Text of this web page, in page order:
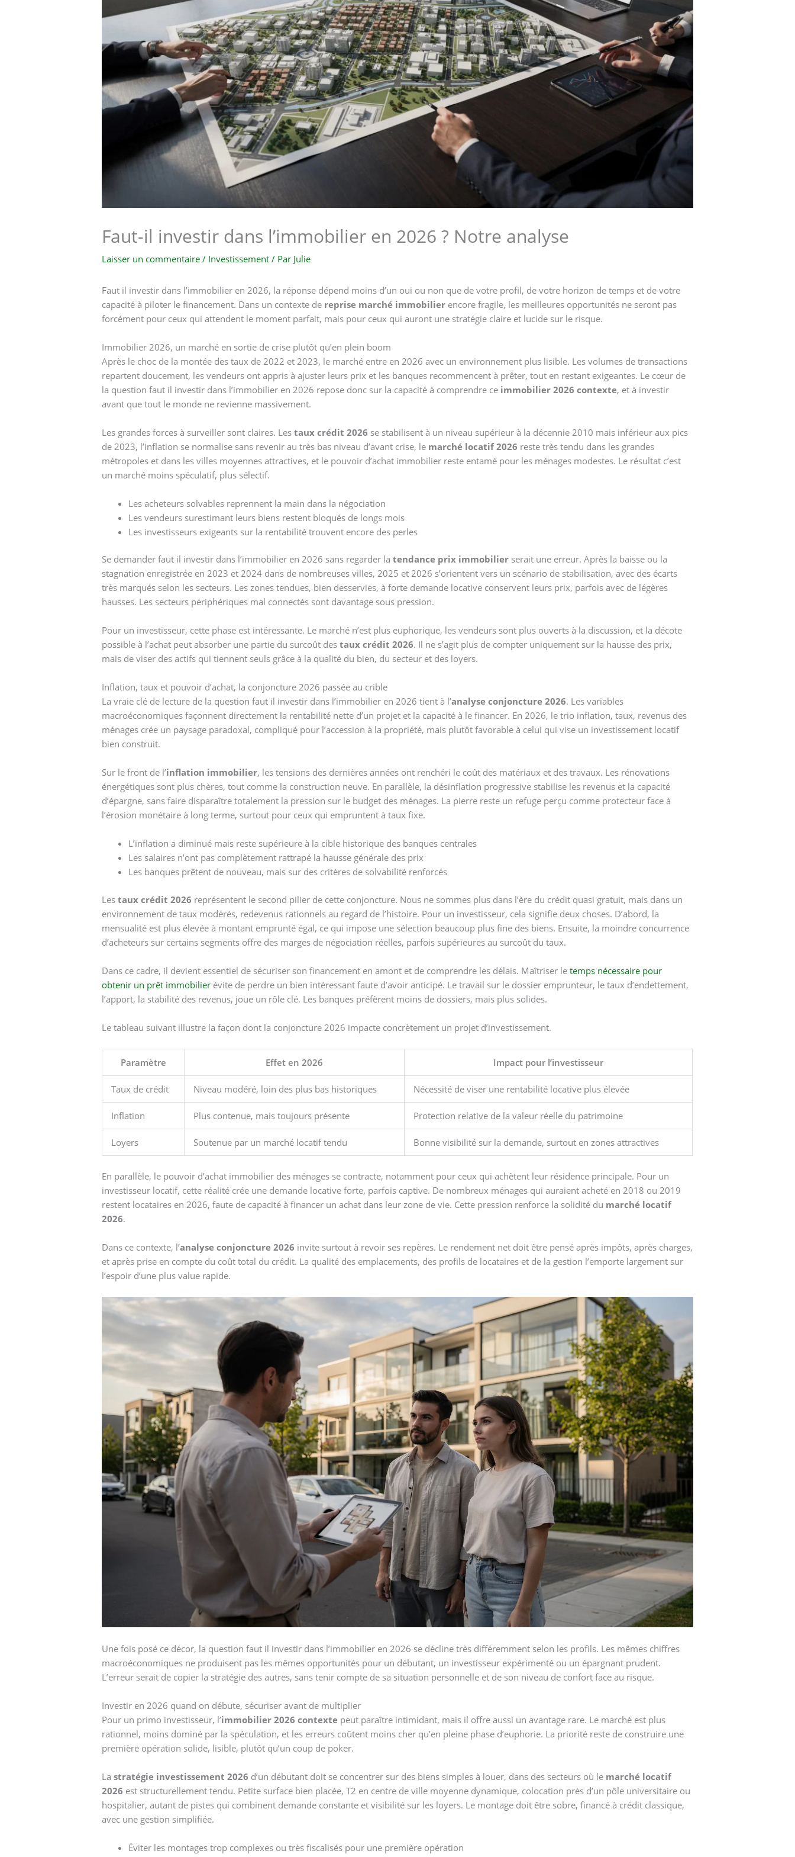
Faut-il investir dans l’immobilier en 2026 ? Notre analyse
Laisser un commentaire / Investissement / Par Julie
Faut il investir dans l’immobilier en 2026, la réponse dépend moins d’un oui ou non que de votre profil, de votre horizon de temps et de votre
capacité à piloter le financement. Dans un contexte de reprise marché immobilier encore fragile, les meilleures opportunités ne seront pas
forcément pour ceux qui attendent le moment parfait, mais pour ceux qui auront une stratégie claire et lucide sur le risque.
Immobilier 2026, un marché en sortie de crise plutôt qu’en plein boom
Après le choc de la montée des taux de 2022 et 2023, le marché entre en 2026 avec un environnement plus lisible. Les volumes de transactions
repartent doucement, les vendeurs ont appris à ajuster leurs prix et les banques recommencent à prêter, tout en restant exigeantes. Le cœur de
la question faut il investir dans l’immobilier en 2026 repose donc sur la capacité à comprendre ce immobilier 2026 contexte, et à investir
avant que tout le monde ne revienne massivement.
Les grandes forces à surveiller sont claires. Lestaux crédit 2026 se stabilisent à un niveau supérieur à la décennie 2010 mais inférieur aux pics
de 2023, l’inflation se normalise sans revenir au très bas niveau d’avant crise, le marché locatif 2026 reste très tendu dans les grandes
métropoles et dans les villes moyennes attractives, et le pouvoir d’achat immobilier reste entamé pour les ménages modestes. Le résultat c’est
un marché moins spéculatif, plus sélectif.
Les acheteurs solvables reprennent la main dans la négociation
Les vendeurs surestimant leurs biens restent bloqués de longs mois
Les investisseurs exigeants sur la rentabilité trouvent encore des perles
Se demander faut il investir dans l’immobilier en 2026 sans regarder latendance prix immobilier serait une erreur. Après la baisse ou la
stagnation enregistrée en 2023 et 2024 dans de nombreuses villes, 2025 et 2026 s’orientent vers un scénario de stabilisation, avec des écarts
très marqués selon les secteurs. Les zones tendues, bien desservies, à forte demande locative conservent leurs prix, parfois avec de légères
hausses. Les secteurs périphériques mal connectés sont davantage sous pression.
Pour un investisseur, cette phase est intéressante. Le marché n’est plus euphorique, les vendeurs sont plus ouverts à la discussion, et la décote
possible à l’achat peut absorber une partie du surcoût destaux crédit 2026. Il ne s’agit plus de compter uniquement sur la hausse des prix,
mais de viser des actifs qui tiennent seuls grâce à la qualité du bien, du secteur et des loyers.
Inflation, taux et pouvoir d’achat, la conjoncture 2026 passée au crible
La vraie clé de lecture de la question faut il investir dans l’immobilier en 2026 tient à l’analyse conjoncture 2026. Les variables
macroéconomiques façonnent directement la rentabilité nette d’un projet et la capacité à le financer. En 2026, le trio inflation, taux, revenus des
ménages crée un paysage paradoxal, compliqué pour l’accession à la propriété, mais plutôt favorable à celui qui vise un investissement locatif
bien construit.
Sur le front de l’inflation immobilier, les tensions des dernières années ont renchéri le coût des matériaux et des travaux. Les rénovations
énergétiques sont plus chères, tout comme la construction neuve. En parallèle, la désinflation progressive stabilise les revenus et la capacité
d’épargne, sans faire disparaître totalement la pression sur le budget des ménages. La pierre reste un refuge perçu comme protecteur face à
l’érosion monétaire à long terme, surtout pour ceux qui empruntent à taux fixe.
L’inflation a diminué mais reste supérieure à la cible historique des banques centrales
Les salaires n’ont pas complètement rattrapé la hausse générale des prix
Les banques prêtent de nouveau, mais sur des critères de solvabilité renforcés
Lestaux crédit 2026 représentent le second pilier de cette conjoncture. Nous ne sommes plus dans l’ère du crédit quasi gratuit, mais dans un
environnement de taux modérés, redevenus rationnels au regard de l’histoire. Pour un investisseur, cela signifie deux choses. D’abord, la
mensualité est plus élevée à montant emprunté égal, ce qui impose une sélection beaucoup plus fine des biens. Ensuite, la moindre concurrence
d’acheteurs sur certains segments offre des marges de négociation réelles, parfois supérieures au surcoût du taux.
Dans ce cadre, il devient essentiel de sécuriser son financement en amont et de comprendre les délais. Maîtriser letemps nécessaire pour
obtenir un prêt immobilier évite de perdre un bien intéressant faute d’avoir anticipé. Le travail sur le dossier emprunteur, le taux d’endettement,
l’apport, la stabilité des revenus, joue un rôle clé. Les banques préfèrent moins de dossiers, mais plus solides.
Le tableau suivant illustre la façon dont la conjoncture 2026 impacte concrètement un projet d’investissement.
Paramètre Effet en 2026 Impact pour l’investisseur
Taux de crédit Niveau modéré, loin des plus bas historiques Nécessité de viser une rentabilité locative plus élevée
Inflation Plus contenue, mais toujours présente Protection relative de la valeur réelle du patrimoine
Loyers Soutenue par un marché locatif tendu Bonne visibilité sur la demande, surtout en zones attractives
En parallèle, le pouvoir d’achat immobilier des ménages se contracte, notamment pour ceux qui achètent leur résidence principale. Pour un
investisseur locatif, cette réalité crée une demande locative forte, parfois captive. De nombreux ménages qui auraient acheté en 2018 ou 2019
restent locataires en 2026, faute de capacité à financer un achat dans leur zone de vie. Cette pression renforce la solidité du marché locatif
2026.
Dans ce contexte, l’analyse conjoncture 2026 invite surtout à revoir ses repères. Le rendement net doit être pensé après impôts, après charges,
et après prise en compte du coût total du crédit. La qualité des emplacements, des profils de locataires et de la gestion l’emporte largement sur
l’espoir d’une plus value rapide.
Une fois posé ce décor, la question faut il investir dans l’immobilier en 2026 se décline très différemment selon les profils. Les mêmes chiffres
macroéconomiques ne produisent pas les mêmes opportunités pour un débutant, un investisseur expérimenté ou un épargnant prudent.
L’erreur serait de copier la stratégie des autres, sans tenir compte de sa situation personnelle et de son niveau de confort face au risque.
Investir en 2026 quand on débute, sécuriser avant de multiplier
Pour un primo investisseur, l’immobilier 2026 contexte peut paraître intimidant, mais il offre aussi un avantage rare. Le marché est plus
rationnel, moins dominé par la spéculation, et les erreurs coûtent moins cher qu’en pleine phase d’euphorie. La priorité reste de construire une
première opération solide, lisible, plutôt qu’un coup de poker.
Lastratégie investissement 2026 d’un débutant doit se concentrer sur des biens simples à louer, dans des secteurs où le marché locatif
2026 est structurellement tendu. Petite surface bien placée, T2 en centre de ville moyenne dynamique, colocation près d’un pôle universitaire ou
hospitalier, autant de pistes qui combinent demande constante et visibilité sur les loyers. Le montage doit être sobre, financé à crédit classique,
avec une gestion simplifiée.
Éviter les montages trop complexes ou très fiscalisés pour une première opération